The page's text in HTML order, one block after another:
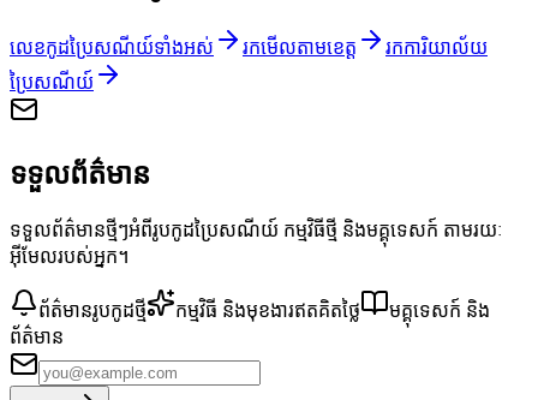
លេខកូដប្រៃសណីយ៍ទាំងអស់ រកមើលតាមខេត្ត
រកការិយាល័យ
ប្រៃសណីយ៍
ទទួលព័ត៌មាន
ទទួលព័ត៌មានថ្មីៗអំពីរូបកូដប្រៃសណីយ៍ កម្មវិធីថ្មី និងមគ្គុទេសក៍ តាមរយៈ
អ៊ីមែលរបស់អ្នក។
ព័ត៌មានរូបកូដថ្មី កម្មវិធី និងមុខងារឥតគិតថ្លៃ
មគ្គុទេសក៍ និង
ព័ត៌មាន